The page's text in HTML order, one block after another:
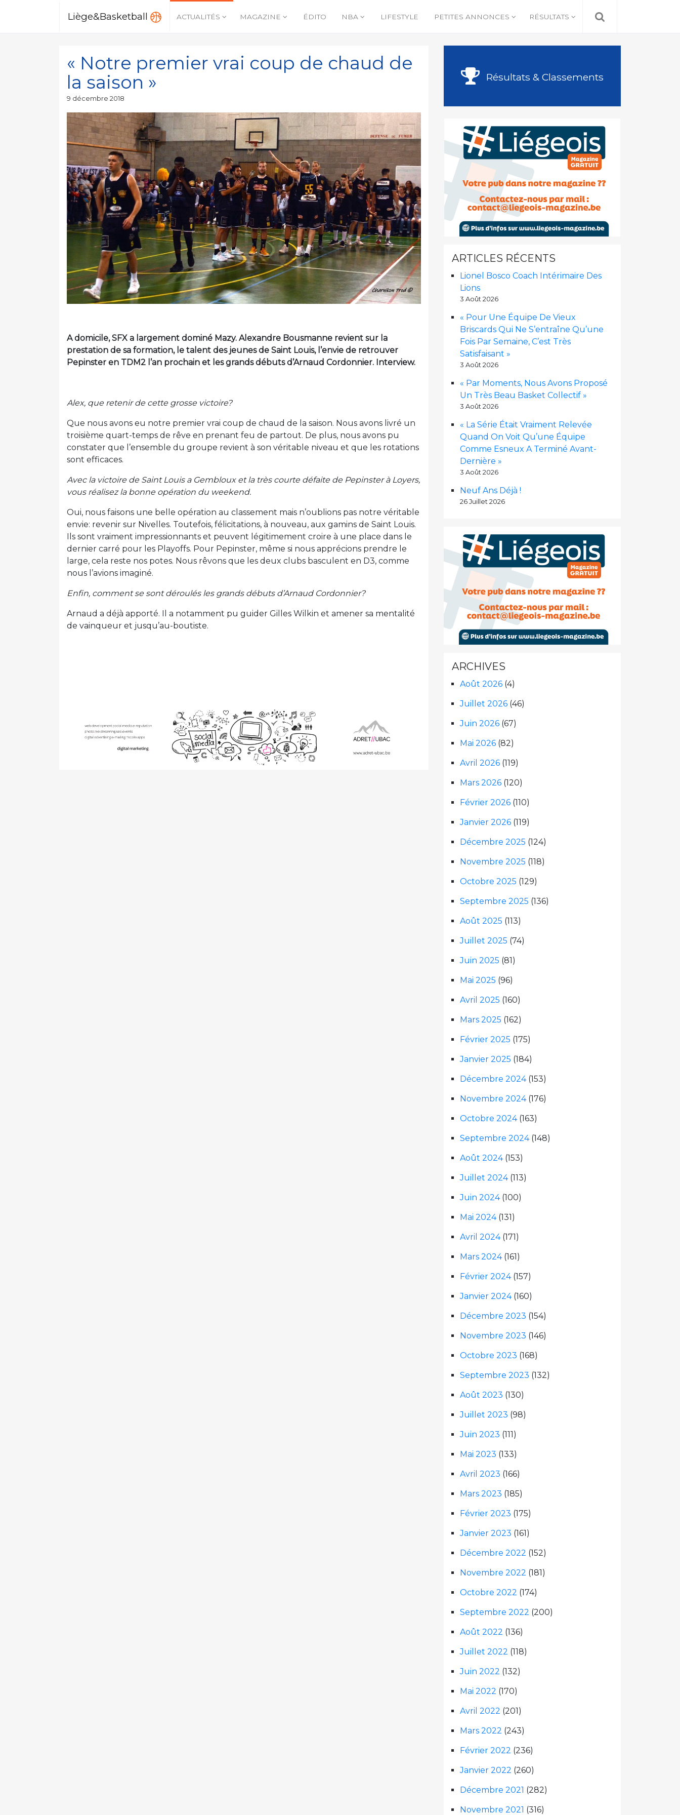
Liège&Basketball ACTUALITÉS MAGAZINE ÉDITO NBA LIFESTYLE PETITES ANNONCES RÉSULTATS
« Notre premier vrai coup de chaud de
la saison »
Publié
9 décembre 2018
A domicile, SFX a largement dominé Mazy. Alexandre Bousmanne revient sur la
prestation de sa formation, le talent des jeunes de Saint Louis, l’envie de retrouver
Pepinster en TDM2 l’an prochain et les grands débuts d’Arnaud Cordonnier. Interview.
Alex, que retenir de cette grosse victoire?
Que nous avons eu notre premier vrai coup de chaud de la saison. Nous avons livré un
troisième quart-temps de rêve en prenant feu de partout. De plus, nous avons pu
constater que l’ensemble du groupe revient à son véritable niveau et que les rotations
sont efficaces.
Avec la victoire de Saint Louis a Gembloux et la très courte défaite de Pepinster à Loyers,
vous réalisez la bonne opération du weekend.
Oui, nous faisons une belle opération au classement mais n’oublions pas notre véritable
envie: revenir sur Nivelles. Toutefois, félicitations, à nouveau, aux gamins de Saint Louis.
Ils sont vraiment impressionnants et peuvent légitimement croire à une place dans le
dernier carré pour les Playoffs. Pour Pepinster, même si nous apprécions prendre le
large, cela reste nos potes. Nous rêvons que les deux clubs basculent en D3, comme
nous l’avions imaginé.
Enfin, comment se sont déroulés les grands débuts d’Arnaud Cordonnier?
Arnaud a déjà apporté. Il a notamment pu guider Gilles Wilkin et amener sa mentalité
de vainqueur et jusqu’au-boutiste.
Résultats & Classements
ARTICLES RÉCENTS
Lionel Bosco Coach Intérimaire Des
Lions
3 Août 2026
« Pour Une Équipe De Vieux
Briscards Qui Ne S’entraîne Qu’une
Fois Par Semaine, C’est Très
Satisfaisant »
3 Août 2026
« Par Moments, Nous Avons Proposé
Un Très Beau Basket Collectif »
3 Août 2026
« La Série Était Vraiment Relevée
Quand On Voit Qu’une Équipe
Comme Esneux A Terminé Avant-
Dernière »
3 Août 2026
Neuf Ans Déjà !
26 Juillet 2026
ARCHIVES
Août 2026 (4)
Juillet 2026 (46)
Juin 2026 (67)
Mai 2026 (82)
Avril 2026 (119)
Mars 2026 (120)
Février 2026 (110)
Janvier 2026 (119)
Décembre 2025 (124)
Novembre 2025 (118)
Octobre 2025 (129)
Septembre 2025 (136)
Août 2025 (113)
Juillet 2025 (74)
Juin 2025 (81)
Mai 2025 (96)
Avril 2025 (160)
Mars 2025 (162)
Février 2025 (175)
Janvier 2025 (184)
Décembre 2024(153)
Novembre 2024(176)
Octobre 2024(163)
Septembre 2024(148)
Août 2024(153)
Juillet 2024(113)
Juin 2024(100)
Mai 2024(131)
Avril 2024(171)
Mars 2024(161)
Février 2024(157)
Janvier 2024(160)
Décembre 2023 (154)
Novembre 2023 (146)
Octobre 2023 (168)
Septembre 2023 (132)
Août 2023 (130)
Juillet 2023 (98)
Juin 2023 (111)
Mai 2023 (133)
Avril 2023 (166)
Mars 2023 (185)
Février 2023 (175)
Janvier 2023 (161)
Décembre 2022 (152)
Novembre 2022 (181)
Octobre 2022 (174)
Septembre 2022 (200)
Août 2022 (136)
Juillet 2022 (118)
Juin 2022 (132)
Mai 2022 (170)
Avril 2022 (201)
Mars 2022 (243)
Février 2022 (236)
Janvier 2022 (260)
Décembre 2021 (282)
Novembre 2021 (316)